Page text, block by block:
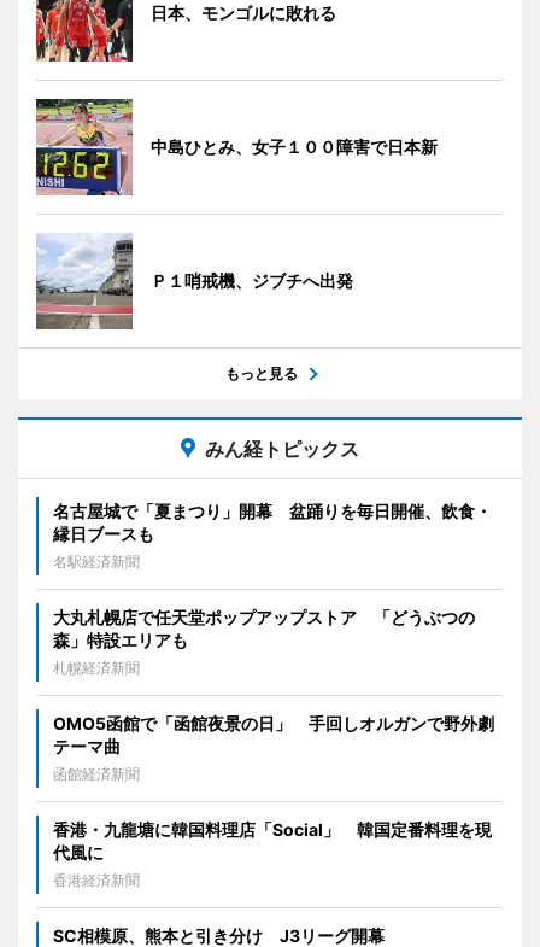
日本、モンゴルに敗れる
中島ひとみ、女子１００障害で日本新
Ｐ１哨戒機、ジブチへ出発
もっと見る
みん経トピックス
名古屋城で「夏まつり」開幕 盆踊りを毎日開催、飲食・
縁日ブースも
名駅経済新聞
大丸札幌店で任天堂ポップアップストア 「どうぶつの
森」特設エリアも
札幌経済新聞
OMO5函館で「函館夜景の日」 手回しオルガンで野外劇
テーマ曲
函館経済新聞
香港・九龍塘に韓国料理店「Social」 韓国定番料理を現
代風に
香港経済新聞
SC相模原、熊本と引き分け J3リーグ開幕